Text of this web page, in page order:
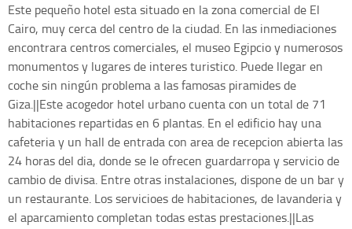
Este pequeño hotel esta situado en la zona comercial de El
Cairo, muy cerca del centro de la ciudad. En las inmediaciones
encontrara centros comerciales, el museo Egipcio y numerosos
monumentos y lugares de interes turistico. Puede llegar en
coche sin ningún problema a las famosas piramides de
Giza.||Este acogedor hotel urbano cuenta con un total de 71
habitaciones repartidas en 6 plantas. En el edificio hay una
cafeteria y un hall de entrada con area de recepcion abierta las
24 horas del dia, donde se le ofrecen guardarropa y servicio de
cambio de divisa. Entre otras instalaciones, dispone de un bar y
un restaurante. Los servicioes de habitaciones, de lavanderia y
el aparcamiento completan todas estas prestaciones.||Las